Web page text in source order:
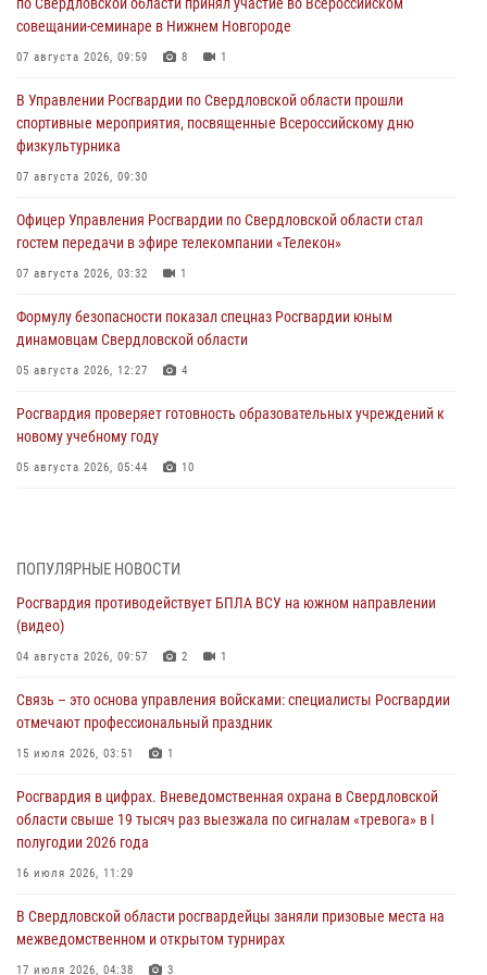
совещании-семинаре в Нижнем Новгороде
07 августа 2026, 09:59 8 1
В Управлении Росгвардии по Свердловской области прошли
спортивные мероприятия, посвященные Всероссийскому дню
физкультурника
07 августа 2026, 09:30
Офицер Управления Росгвардии по Свердловской области стал
гостем передачи в эфире телекомпании «Телекон»
07 августа 2026, 03:32 1
Формулу безопасности показал спецназ Росгвардии юным
динамовцам Свердловской области
05 августа 2026, 12:27 4
Росгвардия проверяет готовность образовательных учреждений к
новому учебному году
05 августа 2026, 05:44 10
04 августа 2026, 09:57 2
Росгвардия приняла участие в обеспечении безопасности Дня
города в Екатеринбурге
03 августа 2026, 07:43 3
Росгвардия приняла участие в межведомственном
антитеррористическом учении в Свердловской области
31 июля 2026, 12:27 1
Росгвардия обеспечивает безопасность граждан на южном
направлении
31 июля 2026, 06:56
рассказал об итогах работы подразделения в эфире телекомпании
«Телекон»
ПОПУЛЯРНЫЕ НОВОСТИ
Росгвардия противодействует БПЛА ВСУ на южном направлении
(видео)
04 августа 2026, 09:57 2 1
Связь – это основа управления войсками: специалисты Росгвардии
отмечают профессиональный праздник
15 июля 2026, 03:51 1
Росгвардия в цифрах. Вневедомственная охрана в Свердловской
области свыше 19 тысяч раз выезжала по сигналам «тревога» в I
полугодии 2026 года
16 июля 2026, 11:29
В Свердловской области росгвардейцы заняли призовые места на
межведомственном и открытом турнирах
17 июля 2026, 04:38 3